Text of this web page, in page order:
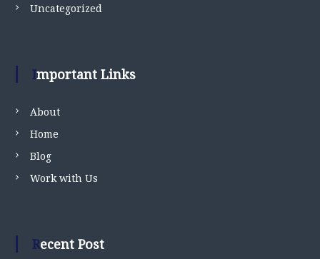
Uncategorized
Important Links
About
Home
Blog
Work with Us
Recent Post